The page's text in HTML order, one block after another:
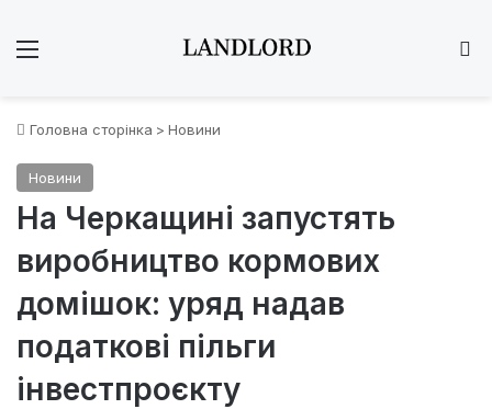
Головна сторінка > Новини
Новини
На Черкащині запустять
виробництво кормових
домішок: уряд надав
податкові пільги
інвестпроєкту